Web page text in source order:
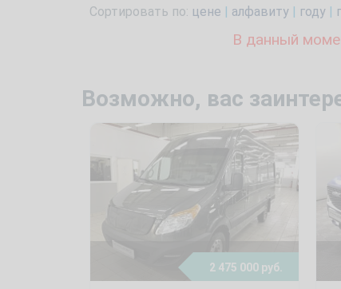
Сортировать по: цене | алфавиту | году |
В данный
Возможно, вас
2 475 000 руб.